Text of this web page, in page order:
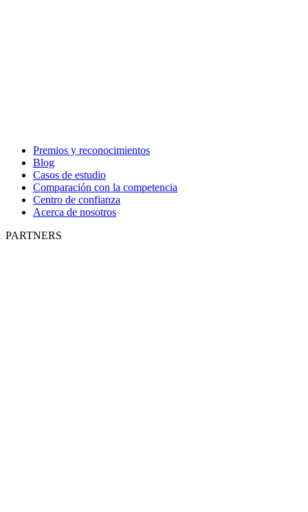
Premios y reconocimientos
Blog
Casos de estudio
Comparación con la competencia
Centro de confianza
Acerca de nosotros
PARTNERS